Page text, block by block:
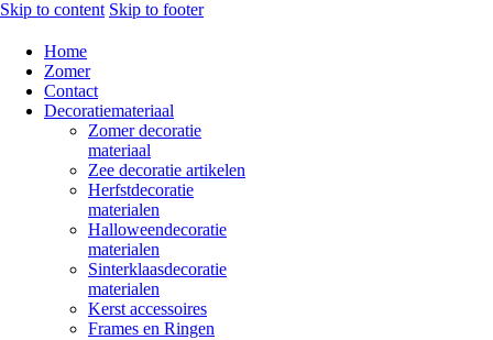
Skip to content Skip to footer
Home
Zomer
Contact
Decoratiemateriaal
Zomer decoratie
materiaal
Zee decoratie artikelen
Herfstdecoratie
materialen
Halloweendecoratie
materialen
Sinterklaasdecoratie
materialen
Kerst accessoires
Frames en Ringen